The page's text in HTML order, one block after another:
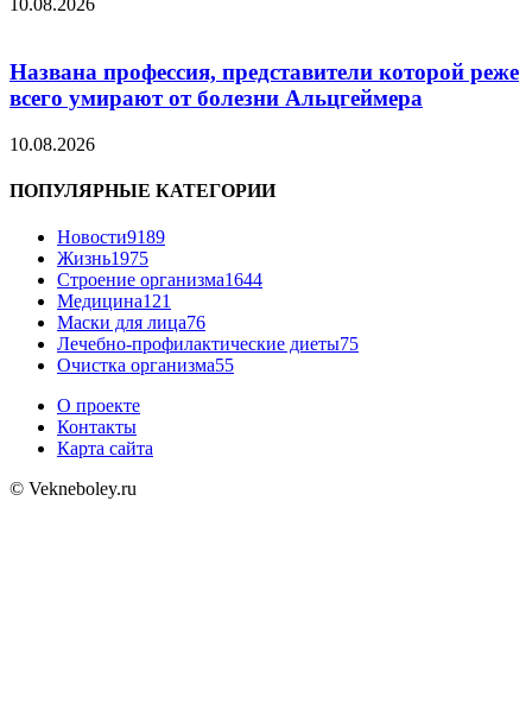
10.08.2026
Названа профессия, представители которой реже
всего умирают от болезни Альцгеймера
10.08.2026
ПОПУЛЯРНЫЕ КАТЕГОРИИ
Новости9189
Жизнь1975
Строение организма1644
Медицина121
Маски для лица76
Лечебно-профилактические диеты75
Очистка организма55
О проекте
Контакты
Карта сайта
© Vekneboley.ru